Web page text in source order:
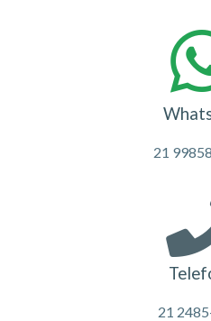
21
21